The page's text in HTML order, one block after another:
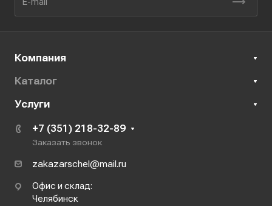
Компания
Каталог
Услуги
+7 (351) 218-32-89
Заказать звонок
zakazarschel@mail.ru
Офис и склад:
Челябинск